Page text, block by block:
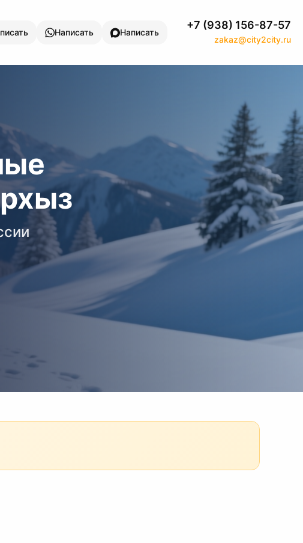
Написать Написать
+7 (938) 156-87-57
zakaz@city2city.ru